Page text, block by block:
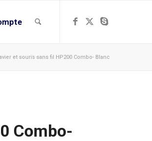
et souris sans fil HP200 Combo- Blanc
Combo-